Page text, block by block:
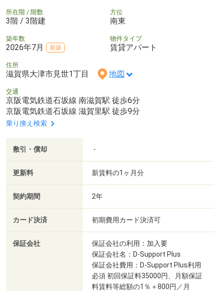
所在階 / 階数
3階 / 3階建
方位
南東
築年数
2026年7月 新築
物件タイプ
賃貸アパート
住所
滋賀県大津市見世1丁目 地図
交通
京阪電気鉄道石坂線 南滋賀駅 徒歩6分
京阪電気鉄道石坂線 滋賀里駅 徒歩9分
乗り換え検索
敷引・償却 -
更新料 新賃料の1ヶ月分
契約期間 2年
カード決済 初期費用カード決済可
保証会社
保証会社の利用：加入要
保証会社名：D-Support Plus
保証会社費用：D-Support Plus利用
必須 初回保証料35000円、月額保証
料賃料等総額の1％＋800円／月